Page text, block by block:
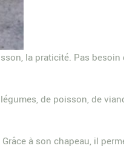
la praticité. Pas besoin
de poisson, de
à son chapeau, il